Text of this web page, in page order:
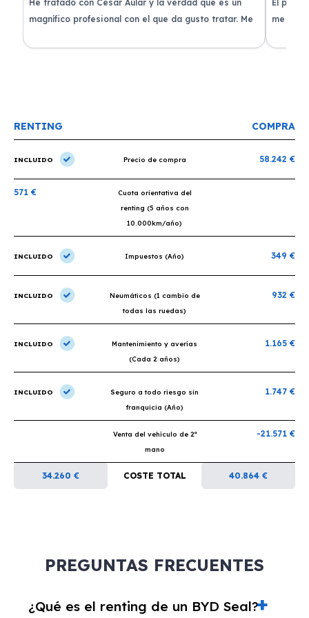
He tratado con César Aular y la verdad que es un
magnífico profesional con el que da gusto tratar. Me
El
me
RENTING COMPRA
INCLUIDO Precio de compra 58.242 €
571 €
Cuota orientativa del
renting (5 años con
10.000km/año)
INCLUIDO Impuestos (Año) 349 €
INCLUIDO
Neumáticos (1 cambio de
todas las ruedas)
932 €
INCLUIDO
Mantenimiento y averías
(Cada 2 años)
1.165 €
INCLUIDO
Seguro a todo riesgo sin
franquicia (Año)
1.747 €
Venta del vehículo de 2ª
mano
-21.571 €
34.260 € COSTE TOTAL 40.864 €
PREGUNTAS FRECUENTES
¿Qué es el renting de un BYD Seal?